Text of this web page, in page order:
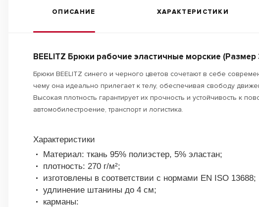
ОПИСАНИЕ ХАРАКТЕРИСТИКИ
BEELITZ Брюки рабочие эластичные морские (Размер
Брюки BEELITZ синего и черного цветов сочетают в себе
чему она идеально прилегает к телу, обеспечивая свободу
Высокая плотность гарантирует их прочность и устойчивость к
автомобилестроение, транспорт и логистика.
Характеристики
Материал: ткань 95% полиэстер, 5% эластан;
плотность: 270 г/м²;
изготовлены в соответствии с нормами EN ISO 13688;
удлинение штанины до 4 см;
карманы: